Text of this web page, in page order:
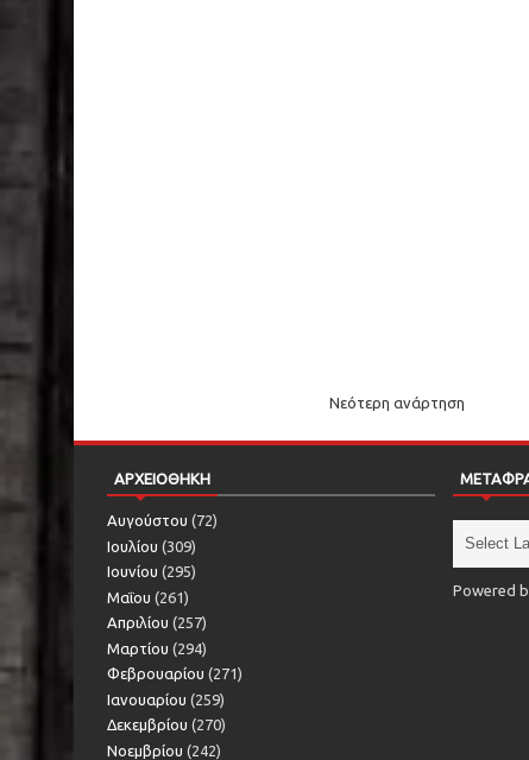
Νεότερη ανάρτηση
ΑΡΧΕΙΟΘΗΚΗ
Αυγούστου (72)
Ιουλίου (309)
Ιουνίου (295)
Μαΐου (261)
Απριλίου (257)
Μαρτίου (294)
Φεβρουαρίου (271)
Ιανουαρίου (259)
Δεκεμβρίου (270)
Νοεμβρίου (242)
Powered